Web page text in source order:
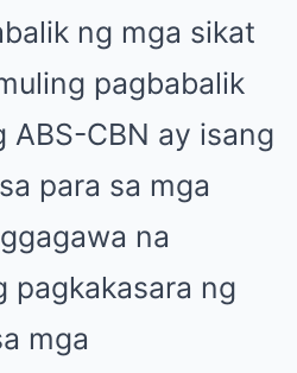
ng mga sikat
pagbabalik
ABS-CBN ay isang
para sa mga
na
pagkakasara ng
mga